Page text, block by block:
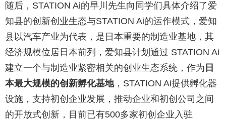
随后，STATION Ai的早川先生向同学们具体介绍了爱
知县的创新创业生态与STATION Ai的运作模式，爱知
县以汽车产业为代表，是日本重要的制造业基地，其
经济规模位居日本前列，爱知县计划通过 STATION Ai
建立一个与制造业紧密相关的创业生态系统，作为 日
本最大规模的创新孵化基地，STATION Ai提供孵化器
设施，支持初创企业发展，推动企业和初创公司之间
的开放式创新，目前已有500多家初创企业入驻